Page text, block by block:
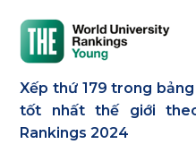
Xếp thứ 179 trong
tốt nhất thế giới
Rankings 2024